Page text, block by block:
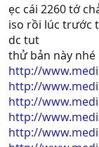
ẹc cái 2260 tớ
iso rồi lúc trước
dc tut
thử bản này nhé
http://
http://
http://
http://
http://